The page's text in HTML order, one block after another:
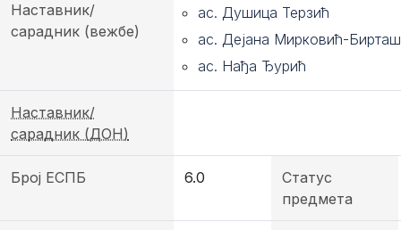
Наставник/
сарадник (вежбе)
ас. Душица Терзић
ас. Дејана Мирковић-
ас. Нађа Ђурић
Наставник/
сарадник (ДОН)
Број ЕСПБ 6.0
Статус
предмета